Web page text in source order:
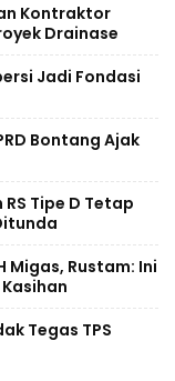
Kontraktor
Drainase
Jadi Fondasi
Bontang Ajak
Tipe D Tetap
Migas, Rustam: Ini
Tegas TPS